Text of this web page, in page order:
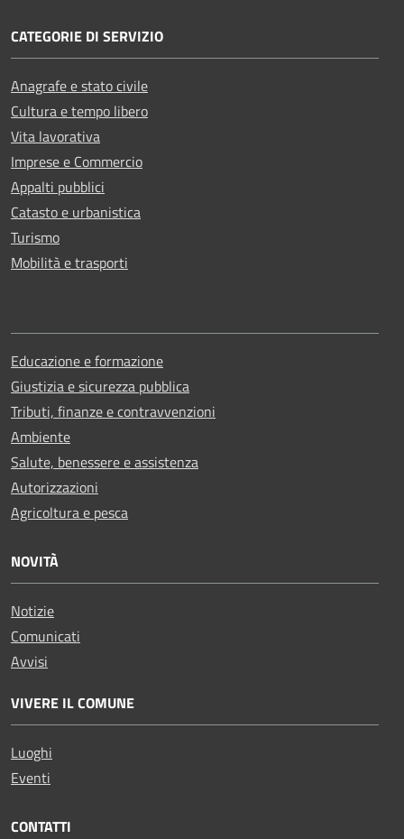
CATEGORIE DI SERVIZIO
Anagrafe e stato civile
Cultura e tempo libero
Vita lavorativa
Imprese e Commercio
Appalti pubblici
Catasto e urbanistica
Turismo
Mobilità e trasporti
Educazione e formazione
Giustizia e sicurezza pubblica
Tributi, finanze e contravvenzioni
Ambiente
Salute, benessere e assistenza
Autorizzazioni
Agricoltura e pesca
NOVITÀ
Notizie
Comunicati
Avvisi
VIVERE IL COMUNE
Luoghi
Eventi
CONTATTI